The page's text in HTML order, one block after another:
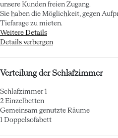
unsere Kunden freien Zugang.
Sie haben die Möglichkeit, gegen
Tiefarage zu mieten.
Weitere Details
Details verbergen
Verteilung der Schlafzimmer
Schlafzimmer 1
2 Einzelbetten
Gemeinsam genutzte Räume
1 Doppelsofabett